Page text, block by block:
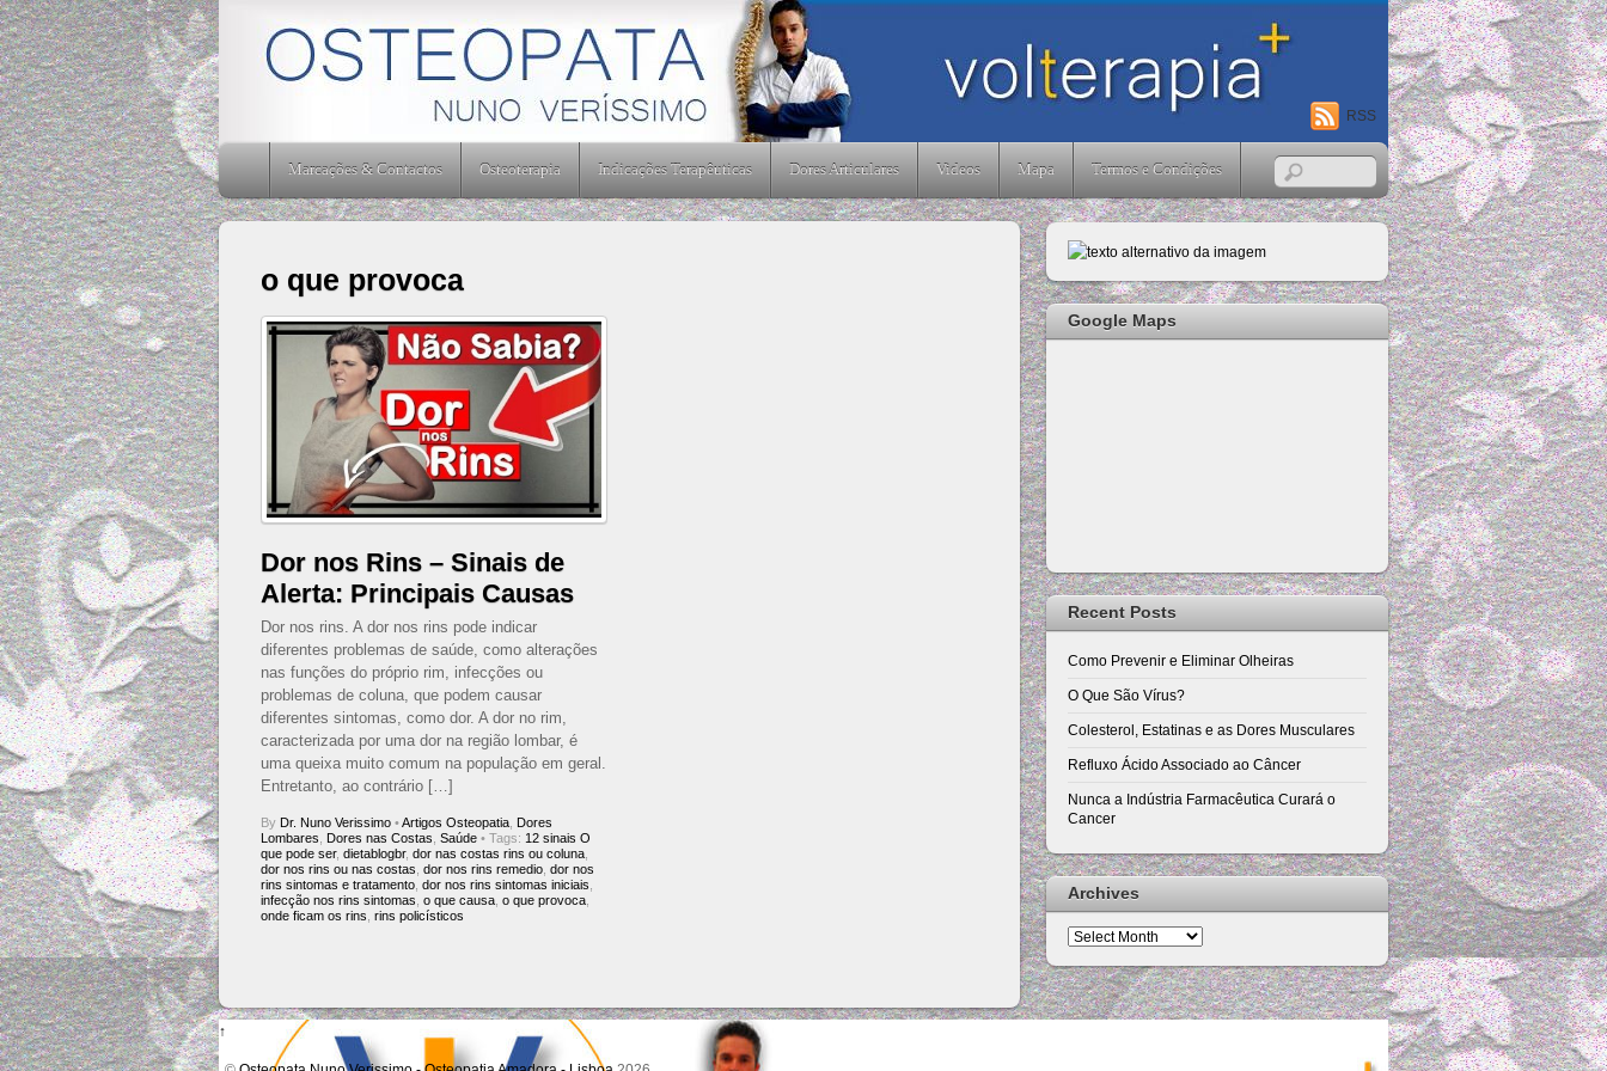
Osteopatia Nuno Verissimo - Osteopatia Amadora - Lisboa
RSS
Marcações & Contactos Osteoterapia Indicações Terapêuticas Dores Articulares Videos Mapa Termos e Condições
o que provoca
Dor nos Rins – Sinais de
Alerta: Principais Causas
Dor nos rins. A dor nos rins pode indicar
diferentes problemas de saúde, como alterações
nas funções do próprio rim, infecções ou
problemas de coluna, que podem causar
diferentes sintomas, como dor. A dor no rim,
caracterizada por uma dor na região lombar, é
uma queixa muito comum na população em geral.
Entretanto, ao contrário […]
By Dr. Nuno Verissimo •Artigos Osteopatia
Dores
Lombares
Dores nas Costas Saúde • Tags: 12 sinais O
que pode ser, dietablogbr, dor nas costas rins ou coluna
dor nos rins ou nas costas dor nos rins remedio dor nos
rins sintomas e tratamento dor nos rins sintomas iniciais
infecção nos rins sintomas o que causa o que provoca
onde ficam os rins rins policísticos
Google Maps
Recent Posts
Como Prevenir e Eliminar Olheiras
O Que São Vírus?
Colesterol, Estatinas e as Dores Musculares
Refluxo Ácido Associado ao Câncer
Nunca a Indústria Farmacêutica Curará o
Cancer
Archives
Archives
↑